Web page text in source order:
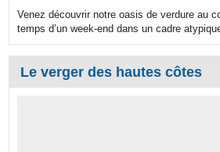
Venez découvrir notre oasis de verdure au
temps d’un week-end dans un cadre
Le verger des hautes côtes